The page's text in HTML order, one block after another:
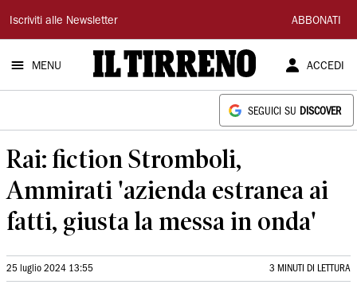
Il
Tirreno
Iscriviti alle Newsletter ABBONATI
MENU ACCEDI
SEGUICI SU DISCOVER
Rai: fiction Stromboli,
Ammirati 'azienda estranea ai
fatti, giusta la messa in onda'
25 luglio 2024 13:55 3 MINUTI DI LETTURA